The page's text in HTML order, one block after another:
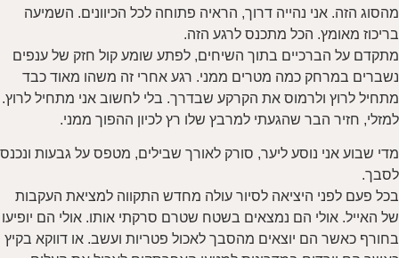
מהסוג הזה. אני נהייה דרוך, הראיה פתוחה לכל הכיוונים. השמיעה
בריכוז מאומץ. הכל מתכנס לרגע הזה.
מתקדם על הברכיים בתוך השיחים, לפתע שומע קול חזק של ענפים
נשברים במרחק כמה מטרים ממני. רגע אחרי זה משהו מאוד כבד
מתחיל לרוץ ולרמוס את הקרקע שבדרך. בלי לחשוב אני מתחיל לרוץ.
למזלי, חזיר הבר שהגעתי למרבץ שלו רץ לכיון ההפוך ממני.
מדי שבוע אני נוסע ליער, סורק לאורך שבילים, מטפס על גבעות ונכנס
לסבך.
בכל פעם לפני היציאה לסיור עולה מחדש התקווה למציאת העקבות
של האייל. אולי הם נמצאים בשטח שטרם סרקתי אותו. אולי הם יופיעו
בחורף כאשר הם יוצאים מהסבך לאכול פטריות ועשב. או דווקא בקיץ